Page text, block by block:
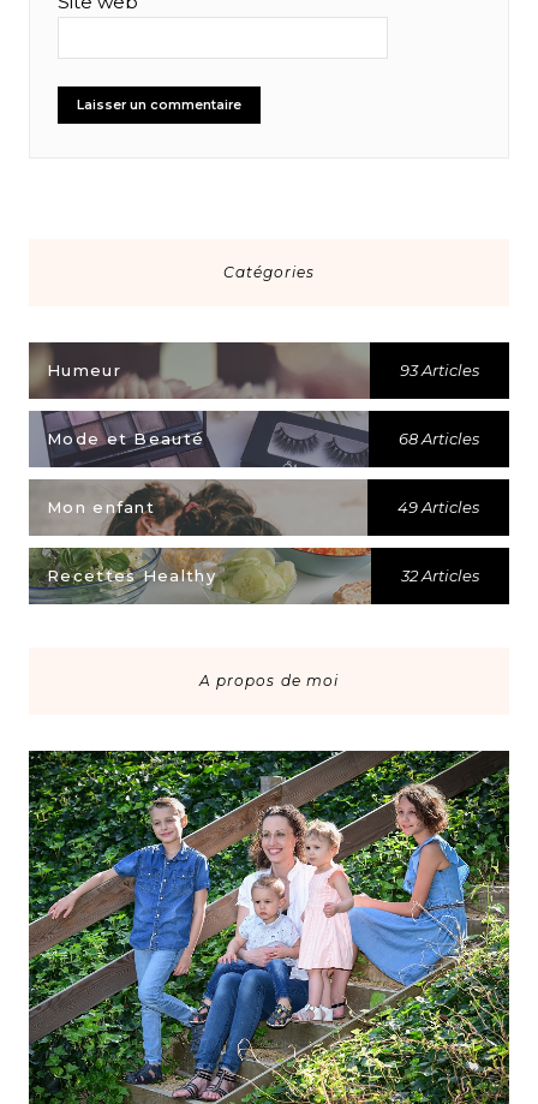
Catégories
Humeur 93 Articles
Mode et Beauté 68 Articles
Mon enfant 49 Articles
Recettes Healthy 32 Articles
A propos de moi